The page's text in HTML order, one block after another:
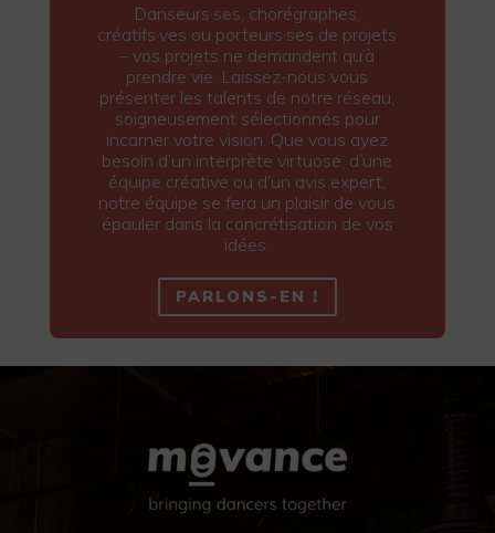
Danseurs·ses, chorégraphes,
créatifs·ves ou porteurs·ses de projets
– vos projets ne demandent qu’à
prendre vie. Laissez-nous vous
présenter les talents de notre réseau,
soigneusement sélectionnés pour
incarner votre vision. Que vous ayez
besoin d’un interprète virtuose, d’une
équipe créative ou d’un avis expert,
notre équipe se fera un plaisir de vous
épauler dans la concrétisation de vos
idées.
PARLONS-EN !